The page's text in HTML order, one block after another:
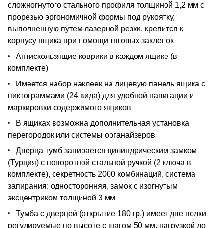
сложногнутого стального профиля толщиной 1,2 мм с
прорезью эргономичной формы под рукоятку,
выполненную путем лазерной резки, крепится к
корпусу ящика при помощи тяговых заклепок
Антискользящие коврики в каждом ящике (в
комплекте)
Имеется набор наклеек на лицевую панель ящика с
пиктограммами (24 вида) для удобной навигации и
маркировки содержимого ящиков
В ящиках возможна дополнительная установка
перегородок или системы органайзеров
Дверца тумб запирается цилиндрическим замком
(Турция) с поворотной стальной ручкой (2 ключа в
комплекте), секретность 2000 комбинаций, система
запирания: односторонняя, замок с изогнутым
эксцентриком толщиной 3 мм
Тумба с дверцей (открытие 180 гр.) имеет две полки
регулируемые по высоте с шагом 50 мм, нагрузкой до